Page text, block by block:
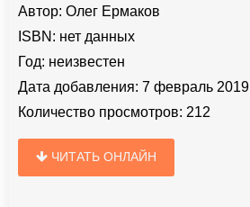
Автор: Олег Ермаков
ISBN: нет данных
Год: неизвестен
Дата добавления: 7 февраль 2019
Количество просмотров: 212
ЧИТАТЬ ОНЛАЙН